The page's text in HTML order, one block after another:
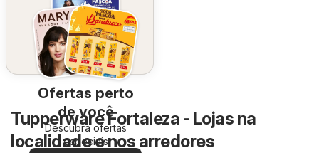
Ofertas perto
de você
Descubra ofertas
especiais
Tupperware Fortaleza - Lojas na
localidade e nos arredores